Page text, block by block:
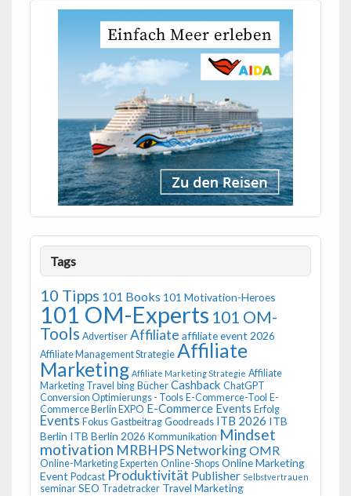
Tags
10 Tipps 101 Books 101 Motivation-Heroes
101 OM-Experts 101 OM-
Tools Advertiser Affiliate affiliate event 2026
Affiliate Management Strategie Affiliate
Marketing Affiliate Marketing Strategie Affiliate
Marketing Travel bing Bücher Cashback ChatGPT
Conversion Optimierungs - Tools E-Commerce-Tool E-
Commerce Berlin EXPO E-Commerce Events Erfolg
Events Fokus Gastbeitrag Goodreads ITB 2026 ITB
Berlin ITB Berlin 2026 Kommunikation Mindset
motivation MRBHPSNetworkingOMR
Online-Marketing Experten Online-Shops Online Marketing
Event Podcast Produktivität Publisher Selbstvertrauen
seminar SEO Tradetracker Travel Marketing